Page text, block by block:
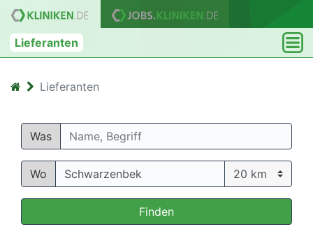
Lieferanten
Lieferanten
Was
Wo
Finden